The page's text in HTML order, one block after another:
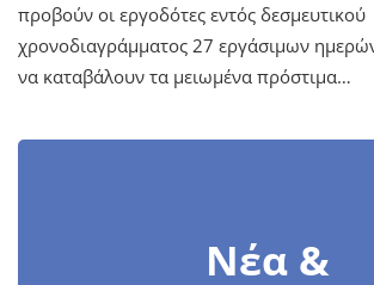
προβούν οι εργοδότες εντός δεσμευτικού
χρονοδιαγράμματος 27 εργάσιμων
να καταβάλουν τα μειωμένα πρόστιμα…
Νέα &